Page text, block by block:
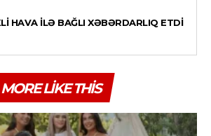
HAVA ILƏ BAĞLI XƏBƏRDARLIQ ETDI
MORE LIKE THIS